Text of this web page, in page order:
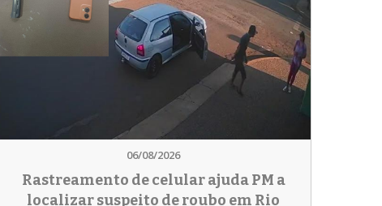
06/08/2026
Rastreamento de celular ajuda PM a
localizar suspeito de roubo em Rio